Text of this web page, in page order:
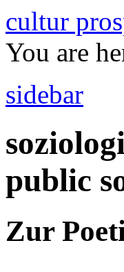
cultur
You are
sidebar
public
Zur